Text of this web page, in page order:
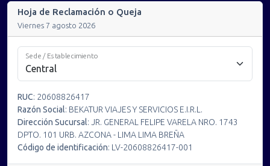
Hoja de Reclamación o Queja
Viernes 7 agosto 2026
Sede / Establecimiento
RUC: 20608826417
Razón Social: BEKATUR VIAJES Y SERVICIOS E.I.R.L.
Dirección Sucursal: JR. GENERAL FELIPE VARELA NRO. 1743
DPTO. 101 URB. AZCONA - LIMA LIMA BREÑA
Código de identificación: LV-20608826417-001